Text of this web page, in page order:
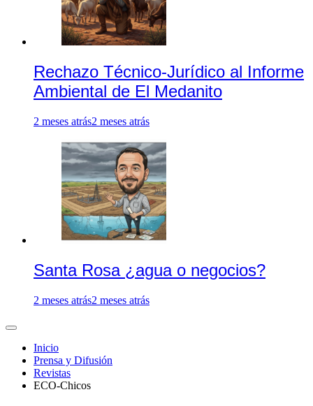
Rechazo Técnico-Jurídico al Informe
Ambiental de El Medanito
2 meses atrás2 meses atrás
Santa Rosa ¿agua o negocios?
2 meses atrás2 meses atrás
Inicio
Prensa y Difusión
Revistas
ECO-Chicos